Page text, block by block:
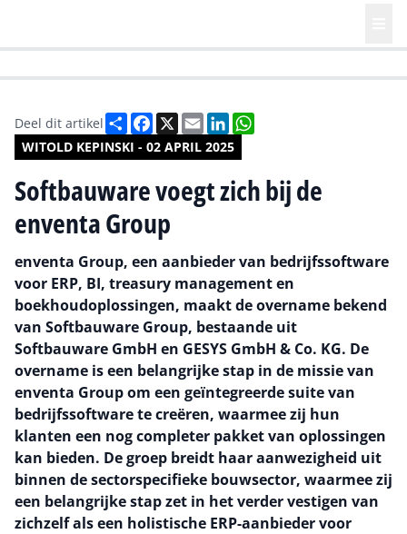
WITOLD KEPINSKI - 02 APRIL 2025
Deel dit artikel DeelFacebook
X EmailLinkedIn
Softbauware voegt zich bij de
enventa Group
enventa Group, een aanbieder van bedrijfssoftware
voor ERP, BI, treasury management en
boekhoudoplossingen, maakt de overname bekend
van Softbauware Group, bestaande uit
Softbauware GmbH en GESYS GmbH & Co. KG. De
overname is een belangrijke stap in de missie van
enventa Group om een geïntegreerde suite van
bedrijfssoftware te creëren, waarmee zij hun
klanten een nog completer pakket van oplossingen
kan bieden. De groep breidt haar aanwezigheid uit
binnen de sectorspecifieke bouwsector, waarmee zij
een belangrijke stap zet in het verder vestigen van
zichzelf als een holistische ERP-aanbieder voor